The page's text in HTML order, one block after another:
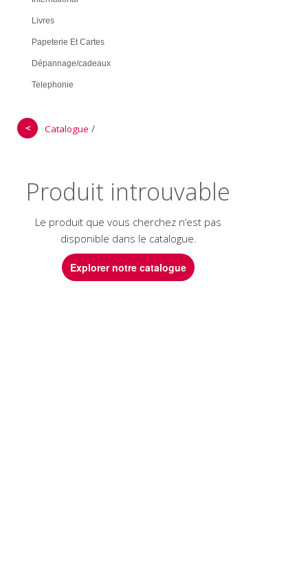
Livres
Papeterie Et Cartes
Dépannage/cadeaux
Telephonie
＜ Catalogue /
Produit introuvable
Le produit que vous cherchez n’est pas
disponible dans le catalogue.
Explorer notre catalogue